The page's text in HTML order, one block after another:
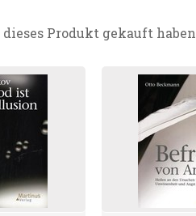
Produkt gekauft